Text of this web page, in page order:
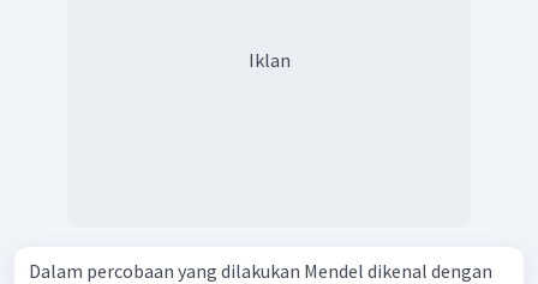
Iklan
Dalam percobaan yang dilakukan Mendel dikenal dengan